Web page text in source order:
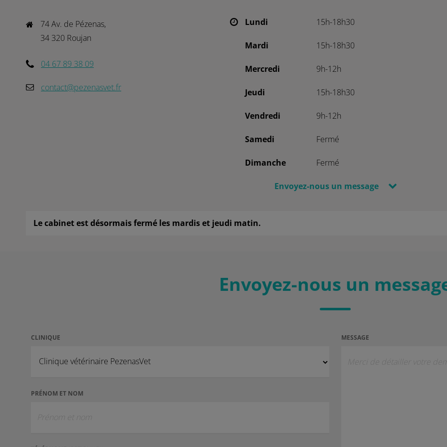
74 Av. de Pézenas,
34 320 Roujan
04 67 89 38 09
contact@pezenasvet.fr
Lundi 15h-18h30
Mardi 15h-18h30
Mercredi 9h-12h
Jeudi 15h-18h30
Vendredi 9h-12h
Samedi Fermé
Dimanche Fermé
Envoyez-nous un message
Le cabinet est désormais fermé les mardis et jeudi matin.
Envoyez-nous un
CLINIQUE
PRÉNOM ET NOM
MESSAGE